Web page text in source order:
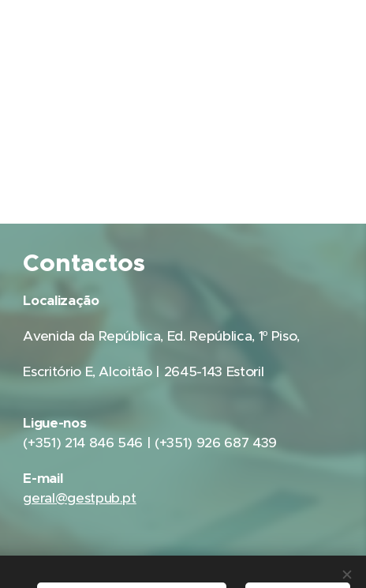
Contactos
Localização
Avenida da República, Ed. República, 1º Piso,
Escritório E, Alcoitão | 2645-143 Estoril
Ligue-nos
(+351) 214 846 546 | (+351) 926 687 439
E-mail
geral@gestpub.pt